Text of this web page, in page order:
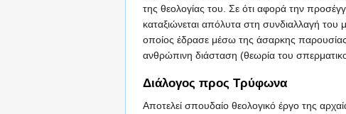
της θεολογίας του. Σε ότι αφορά την
καταξιώνεται απόλυτα στη συνδιαλλαγή του
οποίος έδρασε μέσω της άσαρκης
ανθρώπινη διάσταση (θεωρία του
Διάλογος προς Τρύφωνα
Αποτελεί σπουδαίο θεολογικό έργο της